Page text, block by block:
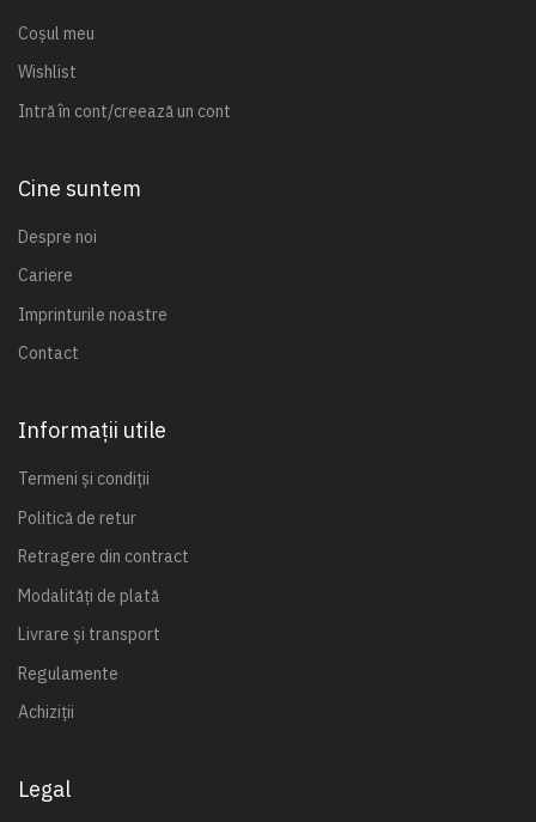
Coșul meu
Wishlist
Intră în cont/creează un cont
Cine suntem
Despre noi
Cariere
Imprinturile noastre
Contact
Informații utile
Termeni și condiții
Politică de retur
Retragere din contract
Modalități de plată
Livrare și transport
Regulamente
Achiziții
Legal